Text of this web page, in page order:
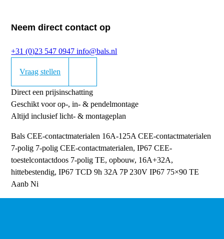
Neem direct contact op
+31 (0)23 547 0947info@bals.nl
Vraag stellen
Direct een prijsinschatting
Geschikt voor op-, in- & pendelmontage
Altijd inclusief licht- & montageplan
Bals CEE-contactmaterialen 16A-125A CEE-contactmaterialen
7-polig 7-polig CEE-contactmaterialen, IP67 CEE-
toestelcontactdoos 7-polig TE, opbouw, 16A+32A,
hittebestendig, IP67 TCD 9h 32A 7P 230V IP67 75×90 TE
Aanb Ni